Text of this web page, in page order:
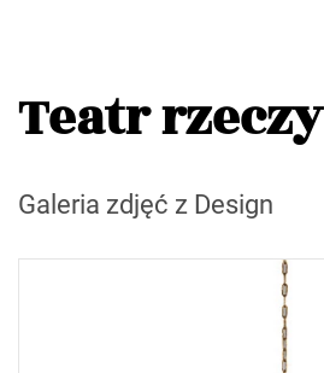
Teatr rzeczy
Galeria zdjęć z Design